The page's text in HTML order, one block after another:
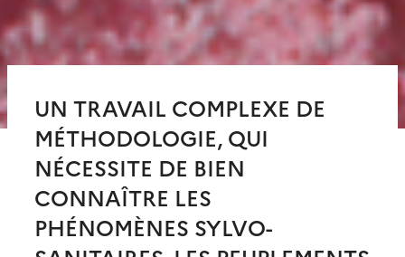
UN TRAVAIL COMPLEXE DE
MÉTHODOLOGIE, QUI
NÉCESSITE DE BIEN
CONNAÎTRE LES
PHÉNOMÈNES SYLVO-